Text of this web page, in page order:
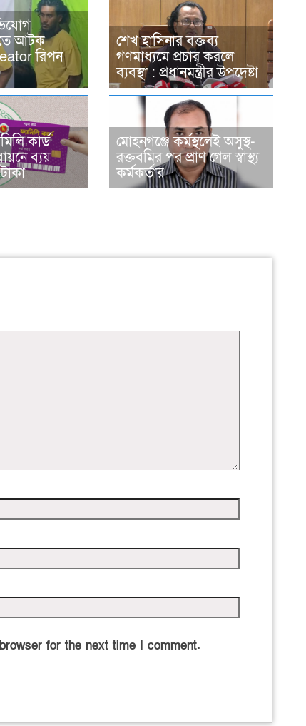
আটক
রিপন
শেখ হাসিনার বক্তব্য
গণমাধ্যমে প্রচার করলে
ব্যবস্থা : প্রধানমন্ত্রীর উপদেষ্টা
কার্ড
ব্যয়
মোহনগঞ্জে কর্মস্থলেই অসুস্থ-
রক্তবমির পর প্রাণ গেল স্বাস্থ্য
কর্মকর্তার
for the next time I comment.